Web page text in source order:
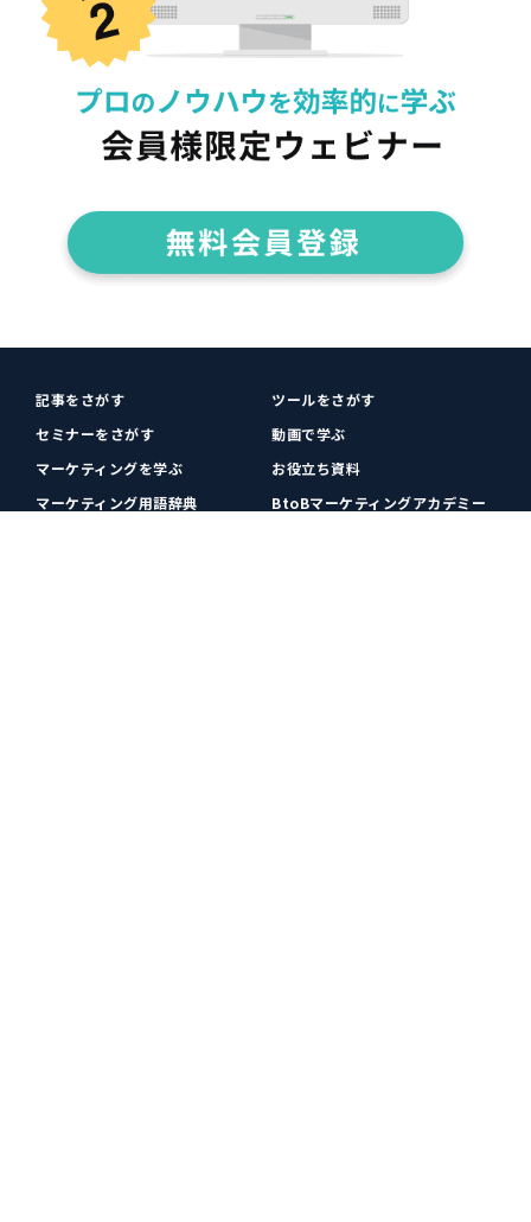
記事をさがす
ツールをさがす
セミナーをさがす
動画で学ぶ
マーケティングを学ぶ
お役立ち資料
マーケティング用語辞典
BtoBマーケティングアカデミー